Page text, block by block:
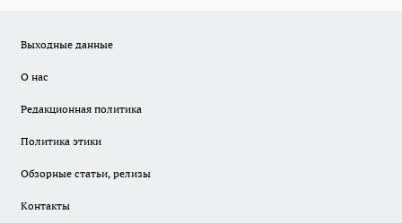
Выходные данные
О нас
Редакционная политика
Политика этики
Обзорные статьи, релизы
Контакты